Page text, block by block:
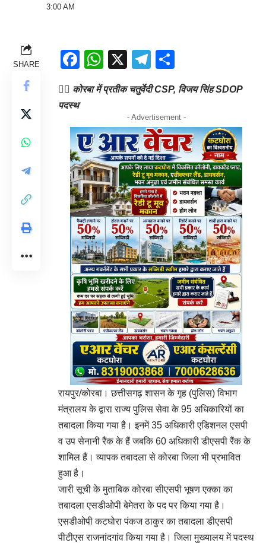
3:00 AM
SHARE Facebook
WhatsApp
X Telegram
👉🏻 कोरबा में प्रतीक चतुर्वेदी CSP, विजय सिंह SDOP
पदस्थ
- Advertisement -
रायपुर/कोरबा। छत्तीसगढ़ शासन के गृह (पुलिस) विभाग
मंत्रालय के द्वारा राज्य पुलिस सेवा के 95 अधिकारियों का
तबादला किया गया है। इनमें 35 अधिकारी एडिशनल एसपी
व उप सेनानी रैंक के हैं जबकि 60 अधिकारी डीएसपी रैंक के
शामिल हैं। व्यापक तबादला से कोरबा जिला भी प्रभावित
हुआ है।
जारी सूची के मुताबिक कोरबा सीएसपी भूषण एक्का का
तबादला एसडीओपी बेमेतरा के पद पर किया गया है।
एसडीओपी कटघोरा पंकज ठाकुर का तबादला डीएसपी
पीटीएस राजनांदगांव किया गया है। जिला मुख्यालय में पदस्थ